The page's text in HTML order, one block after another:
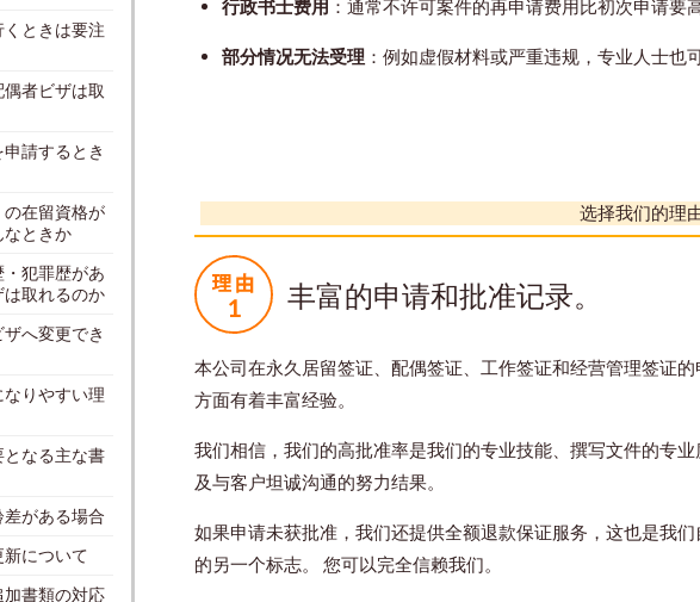
行政书士费用 ：通常不许可案件的再申请费用比初次申请要高
部分情况无法受理：例如虚假材料或严重违规，专业人士也
选择我们的理
丰富的申请和批准记录。
本公司在永久居留签证、配偶签证、工作签证和经营管理签证的
方面有着丰富经验。
我们相信，我们的高批准率是我们的专业技能、撰写文件的专业
及与客户坦诚沟通的努力结果。
如果申请未获批准，我们还提供全额退款保证服务，这也是我们
的另一个标志。 您可以完全信赖我们。
ときは要注
者ビザは取
請するとき
の在留資格が
なときか
犯罪歴があ
取れるのか
へ変更でき
りやすい理
なる主な書
がある場合
について
書類の対応